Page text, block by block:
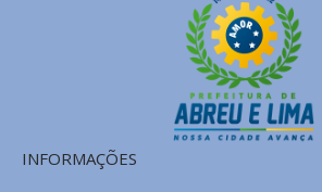
INFORMAÇÕES